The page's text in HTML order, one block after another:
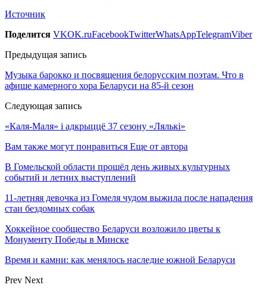
Источник
Поделится VKOK.ruFacebookTwitterWhatsAppTelegramViber
Предыдущая запись
Музыка барокко и посвящения белорусским поэтам. Что в
афише камерного хора Беларуси на 85-й сезон
Следующая запись
«Каля-Маля» і адкрыццё 37 сезону «Лялькі»
Вам также могут понравиться Еще от автора
В Гомельской области прошёл день живых культурных
событий и летних выступлений
11-летняя девочка из Гомеля чудом выжила после нападения
стаи бездомных собак
Хоккейное сообщество Беларуси возложило цветы к
Монументу Победы в Минске
Время и камни: как менялось наследие южной Беларуси
Prev Next